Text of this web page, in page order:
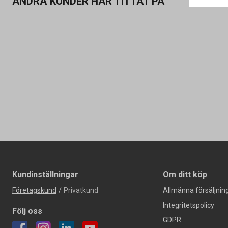
Kundinställningar
Företagskund / Privatkund
Följ oss
Om ditt köp
Allmänna
Integritetspolicy
GDPR